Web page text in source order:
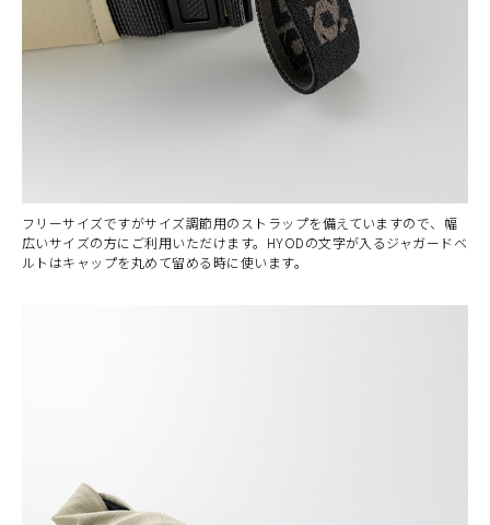
フリーサイズですがサイズ調節用のストラップを備えていますので、幅
広いサイズの方にご利用いただけます。HYODの文字が入るジャガードベ
ルトはキャップを丸めて留める時に使います。